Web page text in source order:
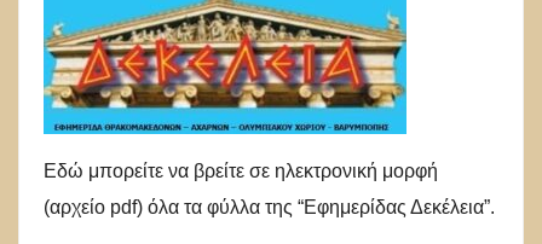
Εδώ μπορείτε να βρείτε σε ηλεκτρονική μορφή
(αρχείο pdf) όλα τα φύλλα της “Εφημερίδας Δεκέλεια”.